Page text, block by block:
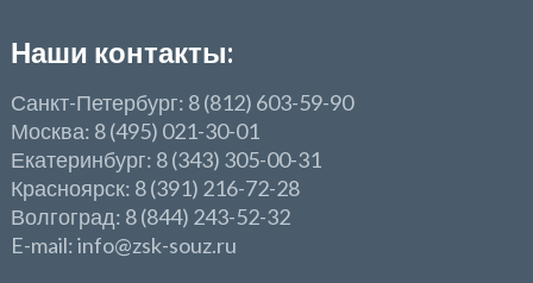
Наши контакты:
Санкт-Петербург: 8 (812) 603-59-90
Москва: 8 (495) 021-30-01
Екатеринбург: 8 (343) 305-00-31
Красноярск: 8 (391) 216-72-28
Волгоград: 8 (844) 243-52-32
E-mail: info@zsk-souz.ru